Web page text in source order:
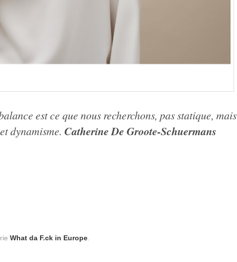
est ce que nous recherchons, pas statique, mais
dynamisme. Catherine De Groote-Schuermans
What da F.ck in Europe